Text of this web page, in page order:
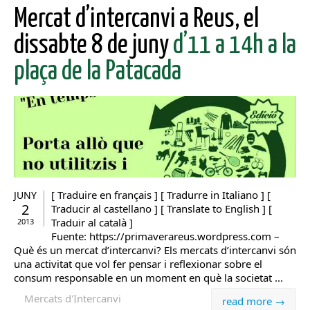
Mercat d’intercanvi a Reus, el
dissabte 8 de junyd’11 a 14h a la
plaça de la Patacada
JUNY
2
2013
[ Traduire en français ] [ Tradurre in Italiano ] [
Traducir al castellano ] [ Translate to English ] [
Traduir al català ]
Fuente: https://primaverareus.wordpress.com –
Què és un mercat d’intercanvi? Els mercats d’intercanvi són
una activitat que vol fer pensar i reflexionar sobre el
consum responsable en un moment en què la societat ...
read more →
Mercats d'Intercanvi